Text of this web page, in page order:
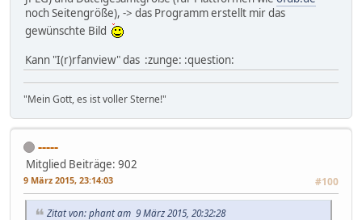
noch Seitengröße), -> das Programm erstellt mir das
gewünschte Bild
Kann "I(r)rfanview" das :zunge: :question:
"Mein Gott, es ist voller Sterne!"
-----
Mitglied Beiträge: 902
9 März 2015, 23:14:03 #100
Zitat von: phant am 9 März 2015, 20:32:28